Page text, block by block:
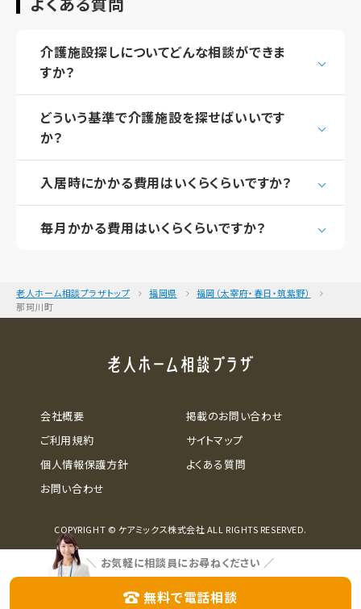
介護施設探しについてどんな相談ができま
すか？
どういう基準で介護施設を探せばいいです
か？
入居時にかかる費用はいくらくらいですか？
毎月かかる費用はいくらくらいですか？
老人ホーム相談プラザトップ 福岡県
福岡（太宰府・春日・筑紫野）
那珂川町
＼ お気軽に相談員にお尋ねください ／
無料で電話相談
会社概要
ご利用規約
個人情報保護方針
お問い合わせ
掲載のお問い合わせ
サイトマップ
よくある質問
COPYRIGHT © ケアミックス株式会社 ALL RIGHTS RESERVED.